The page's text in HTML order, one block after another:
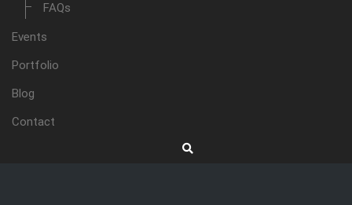
FAQs
Events
Portfolio
Blog
Contact